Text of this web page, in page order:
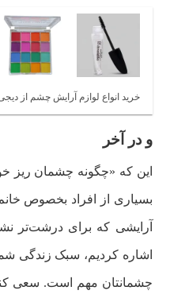
خرید انواع لوازم آرایش چشم از
و در آخر
این که «چگونه چشمان ریز
بسیاری از افراد بخصوص
آرایشی که برای درشت‌تر
اشاره کردیم، سبک زندگی
چشمانتان مهم است. سعی